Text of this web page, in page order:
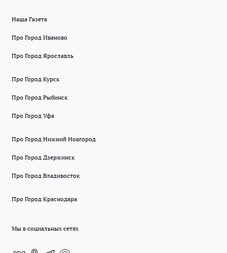
Наша Газета
Про Город Иваново
Про Город Ярославль
Про Город Курск
Про Город Рыбинск
Про Город Уфа
Про Город Нижний Новгород
Про Город Дзержинск
Про Город Владивосток
Про Город Краснодара
Мы в социальных сетях